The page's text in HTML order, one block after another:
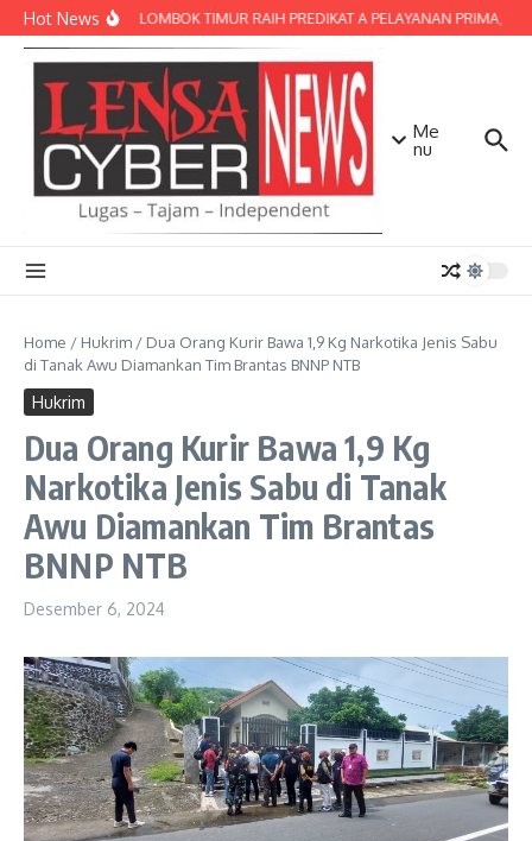
Lewati ke konten
Hot NewsPOLRES LOMBOK TIMUR RAIH PREDIKAT A PELAYANAN PRIMA,
Me
nu
Home / Hukrim / Dua Orang Kurir Bawa 1,9 Kg Narkotika Jenis Sabu
di Tanak Awu Diamankan Tim Brantas BNNP NTB
Hukrim
Dua Orang Kurir Bawa 1,9 Kg
Narkotika Jenis Sabu di Tanak
Awu Diamankan Tim Brantas
BNNP NTB
Desember 6, 2024